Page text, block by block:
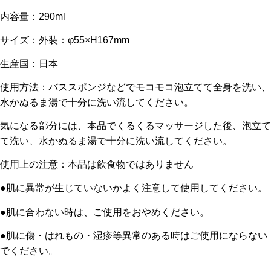
内容量：290ml
サイズ：外装：φ55×H167mm
生産国：日本
使用方法：バススポンジなどでモコモコ泡立てて全身を洗い、
水かぬるま湯で十分に洗い流してください。
気になる部分には、本品でくるくるマッサージした後、泡立て
て洗い、水かぬるま湯で十分に洗い流してください。
使用上の注意：本品は飲食物ではありません
●肌に異常が生じていないかよく注意して使用してください。
●肌に合わない時は、ご使用をおやめください。
●肌に傷・はれもの・湿疹等異常のある時はご使用にならない
でください。